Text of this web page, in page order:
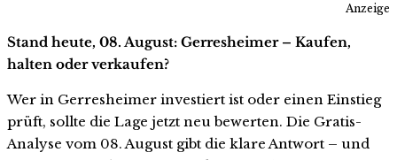
Anzeige
Stand heute, 08. August: Gerresheimer – Kaufen,
halten oder verkaufen?
Wer in Gerresheimer investiert ist oder einen Einstieg
prüft, sollte die Lage jetzt neu bewerten. Die Gratis-
Analyse vom 08. August gibt die klare Antwort – und